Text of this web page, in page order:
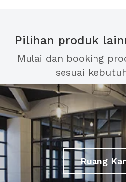
Pilihan produk
Mulai dan booking
sesuai
Ruang